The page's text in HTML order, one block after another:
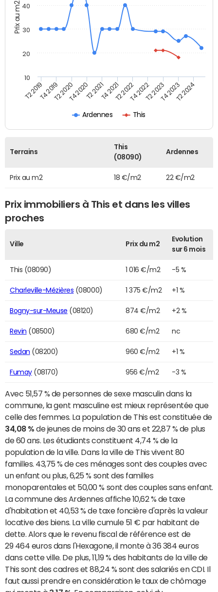
Prix au m2
Ardennes This
T2 2019T4 2019T2 2020T4 2020T2 2021T4 2021T2 2022T4 2022T2 2023T4 2023T2 2024
10
20
30
40
Terrains
This
(08090)
Ardennes
Prix au m2 18 €/m2 22 €/m2
Prix immobiliers à This et dans les villes
proches
Ville Prix du m2
Evolution
sur 6 mois
This (08090) 1 016 €/m2 -5 %
Charleville-Mézières (08000) 1 375 €/m2 +1 %
Bogny-sur-Meuse (08120) 874 €/m2 +2 %
Revin (08500) 680 €/m2 nc
Sedan (08200) 960 €/m2 +1 %
Fumay(08170) 956 €/m2 -3 %
Avec 51,57 % de personnes de sexe masculin dans la
commune, la gent masculine est mieux représentée que
celle des femmes. La population de This est constituée de
34,08 % de jeunes de moins de 30 ans et 22,87 % de plus
de 60 ans. Les étudiants constituent 4,74 % de la
population de la ville. Dans la ville de This vivent 80
familles. 43,75 % de ces ménages sont des couples avec
un enfant ou plus, 6,25 % sont des familles
monoparentales et 50,00 % sont des couples sans enfant.
La commune des Ardennes affiche 10,62 % de taxe
d'habitation et 40,53 % de taxe foncière d'après la valeur
locative des biens. La ville cumule 51 € par habitant de
dette. Alors que le revenu fiscal de référence est de
29 464 euros dans l'Hexagone, il monte à 36 384 euros
dans cette ville. De plus, 11,19 % des habitants de la ville de
This sont des cadres et 88,24 % sont des salariés en CDI. Il
faut aussi prendre en considération le taux de chômage